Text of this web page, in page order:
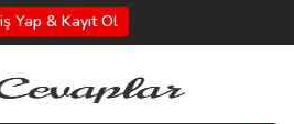
Yap & Kayıt Ol